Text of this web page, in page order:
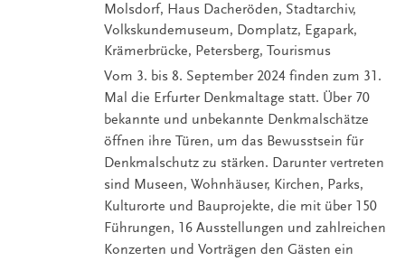
Molsdorf, Haus Dacheröden, Stadtarchiv,
Volkskundemuseum, Domplatz, Egapark,
Krämerbrücke, Petersberg, Tourismus
Vom 3. bis 8. September 2024 finden zum 31.
Mal die Erfurter Denkmaltage statt. Über 70
bekannte und unbekannte Denkmalschätze
öffnen ihre Türen, um das Bewusstsein für
Denkmalschutz zu stärken. Darunter vertreten
sind Museen, Wohnhäuser, Kirchen, Parks,
Kulturorte und Bauprojekte, die mit über 150
Führungen, 16 Ausstellungen und zahlreichen
Konzerten und Vorträgen den Gästen ein